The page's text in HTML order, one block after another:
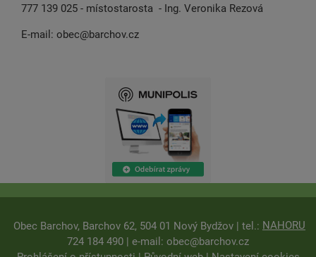
777 139 025 - místostarosta - Ing. Veronika Rezová
E-mail: obec@barchov.cz
NAHORU
Obec Barchov, Barchov 62, 504 01 Nový Bydžov | tel.:
724 184 490 | e-mail: obec@barchov.cz